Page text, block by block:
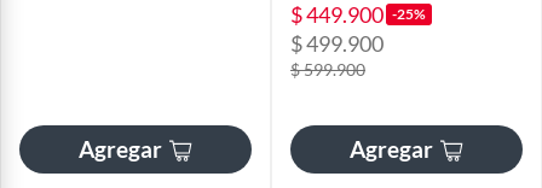
Agregar
$ 449.900 -25%
$ 499.900
$ 599.900
Agregar